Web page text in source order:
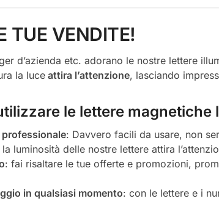
TUE VENDITE!
d’azienda etc. adorano le nostre lettere
la luceattira l’attenzione, lasciando
le lettere magnetiche
: Davvero facili da usare, non
la luminosità delle nostre lettere attira
: fai risaltare le tue offerte e promozioni,
in qualsiasi momento: con le lettere e i